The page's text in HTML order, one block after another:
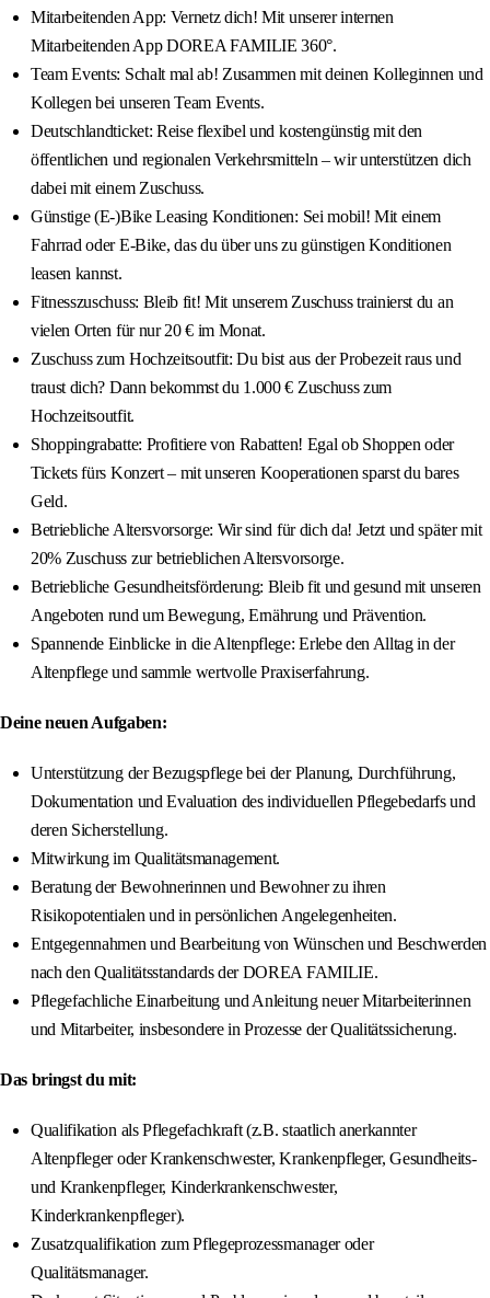
Mitarbeitenden App: Vernetz dich! Mit unserer internen
Mitarbeitenden App DOREA FAMILIE 360°.
Team Events: Schalt mal ab! Zusammen mit deinen Kolleginnen und
Kollegen bei unseren Team Events.
Deutschlandticket: Reise flexibel und kostengünstig mit den
öffentlichen und regionalen Verkehrsmitteln – wir unterstützen dich
dabei mit einem Zuschuss.
Günstige (E-)Bike Leasing Konditionen: Sei mobil! Mit einem
Fahrrad oder E-Bike, das du über uns zu günstigen Konditionen
leasen kannst.
Fitnesszuschuss: Bleib fit! Mit unserem Zuschuss trainierst du an
vielen Orten für nur 20 € im Monat.
Zuschuss zum Hochzeitsoutfit: Du bist aus der Probezeit raus und
traust dich? Dann bekommst du 1.000 € Zuschuss zum
Hochzeitsoutfit.
Shoppingrabatte: Profitiere von Rabatten! Egal ob Shoppen oder
Tickets fürs Konzert – mit unseren Kooperationen sparst du bares
Geld.
Betriebliche Altersvorsorge: Wir sind für dich da! Jetzt und später mit
20% Zuschuss zur betrieblichen Altersvorsorge.
Betriebliche Gesundheitsförderung: Bleib fit und gesund mit unseren
Angeboten rund um Bewegung, Ernährung und Prävention.
Spannende Einblicke in die Altenpflege: Erlebe den Alltag in der
Altenpflege und sammle wertvolle Praxiserfahrung.
Deine neuen Aufgaben:
Unterstützung der Bezugspflege bei der Planung, Durchführung,
Dokumentation und Evaluation des individuellen Pflegebedarfs und
deren Sicherstellung.
Mitwirkung im Qualitätsmanagement.
Beratung der Bewohnerinnen und Bewohner zu ihren
Risikopotentialen und in persönlichen Angelegenheiten.
Entgegennahmen und Bearbeitung von Wünschen und Beschwerden
nach den Qualitätsstandards der DOREA FAMILIE.
Pflegefachliche Einarbeitung und Anleitung neuer Mitarbeiterinnen
und Mitarbeiter, insbesondere in Prozesse der Qualitätssicherung.
Das bringst du mit:
Qualifikation als Pflegefachkraft (z.B. staatlich anerkannter
Altenpfleger oder Krankenschwester, Krankenpfleger, Gesundheits-
und Krankenpfleger, Kinderkrankenschwester,
Kinderkrankenpfleger).
Zusatzqualifikation zum Pflegeprozessmanager oder
Qualitätsmanager.